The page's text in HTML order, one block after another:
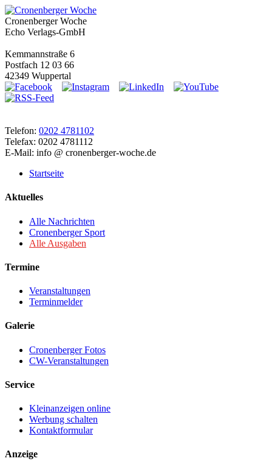
Cronenberger Woche
Echo Verlags-GmbH
Kemmannstraße 6
Postfach 12 03 66
42349 Wuppertal
Telefon: 0202 4781102
Telefax: 0202 4781112
E-Mail: info @ cronenberger-woche.de
Startseite
Aktuelles
Alle Nachrichten
Cronenberger Sport
Alle Ausgaben
Termine
Veranstaltungen
Terminmelder
Galerie
Cronenberger Fotos
CW-Veranstaltungen
Service
Kleinanzeigen online
Werbung schalten
Kontaktformular
Anzeige